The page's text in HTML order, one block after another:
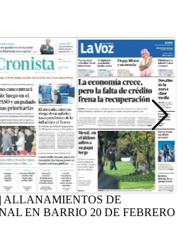
ALLANAMIENTOS DE
EN BARRIO 20 DE FEBRERO